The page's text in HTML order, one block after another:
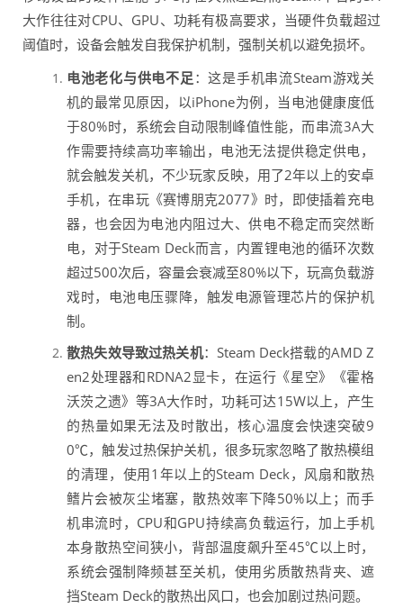
大作往往对CPU、GPU、功耗有极高要求，当硬件负载超过
阈值时，设备会触发自我保护机制，强制关机以避免损坏。
电池老化与供电不足 ：这是手机串流Steam游戏关
机的最常见原因，以iPhone为例，当电池健康度低
于80%时，系统会自动限制峰值性能，而串流3A大
作需要持续高功率输出，电池无法提供稳定供电，
就会触发关机，不少玩家反映，用了2年以上的安卓
手机，在串玩《赛博朋克2077》时，即使插着充电
器，也会因为电池内阻过大、供电不稳定而突然断
电，对于Steam Deck而言，内置锂电池的循环次数
超过500次后，容量会衰减至80%以下，玩高负载游
戏时，电池电压骤降，触发电源管理芯片的保护机
制。
散热失效导致过热关机：Steam Deck搭载的AMD Z
en2处理器和RDNA2显卡，在运行《星空》《霍格
沃茨之遗》等3A大作时，功耗可达15W以上，产生
的热量如果无法及时散出，核心温度会快速突破9
0℃，触发过热保护关机，很多玩家忽略了散热模组
的清理，使用1年以上的Steam Deck，风扇和散热
鳍片会被灰尘堵塞，散热效率下降50%以上；而手
机串流时，CPU和GPU持续高负载运行，加上手机
本身散热空间狭小，背部温度飙升至45℃以上时，
系统会强制降频甚至关机，使用劣质散热背夹、遮
挡Steam Deck的散热出风口，也会加剧过热问题。